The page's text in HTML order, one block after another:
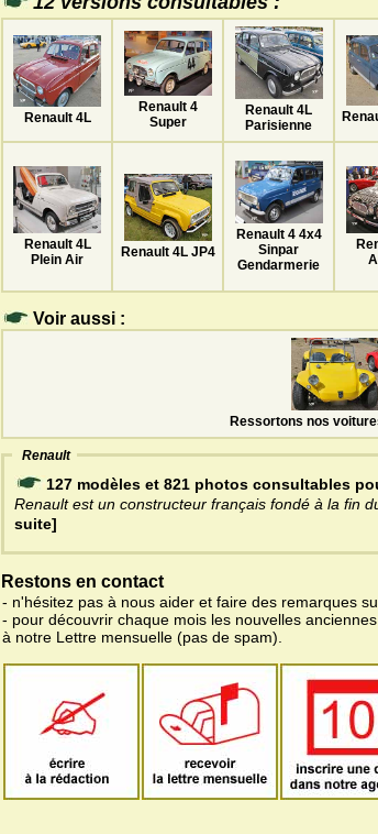
Renault 4L
Renault 4
Super
Renault 4L
Parisienne
Renault 4L
Plein Air
Renault 4L JP4
Renault 4 4x4
Sinpar
Gendarmerie
Voir aussi :
Ressortons nos
Renault
127 modèles et 821 photos consultables
Renault est un constructeur français fondé à la fin
suite]
Restons en contact
- n'hésitez pas à nous aider et faire des remarques
- pour découvrir chaque mois les nouvelles
à notre Lettre mensuelle (pas de spam).